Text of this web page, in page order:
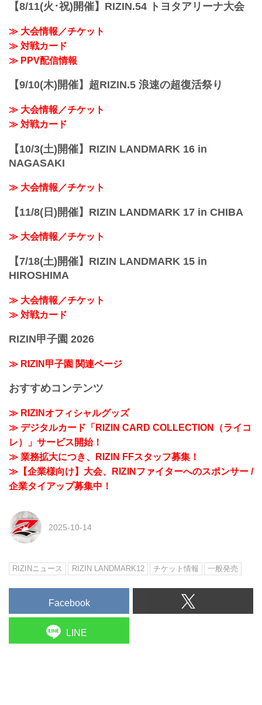
お得なPPV前売りチケットは、大会前日
【8/11(火･祝)開催】RIZIN.54 トヨタアリーナ大会
≫ 大会情報／チケット
≫ 対戦カード
≫ PPV配信情報
【9/10(木)開催】超RIZIN.5 浪速の超復活祭り
≫ 大会情報／チケット
≫ 対戦カード
【10/3(土)開催】RIZIN LANDMARK 16 in
NAGASAKI
≫ 大会情報／チケット
【11/8(日)開催】RIZIN LANDMARK 17 in CHIBA
≫ 大会情報／チケット
【7/18(土)開催】RIZIN LANDMARK 15 in
HIROSHIMA
≫ 大会情報／チケット
≫ 対戦カード
RIZIN甲子園 2026
≫ RIZIN甲子園 関連ページ
おすすめコンテンツ
≫ RIZINオフィシャルグッズ
≫ デジタルカード「RIZIN CARD COLLECTION（ライコ
レ）」サービス開始！
≫ 業務拡大につき、RIZIN FFスタッフ募集！
≫【企業様向け】大会、RIZINファイターへのスポンサー /
企業タイアップ募集中！
2025-10-14
RIZINニュース RIZIN LANDMARK12 チケット情報 一般発売
Facebook
LINE